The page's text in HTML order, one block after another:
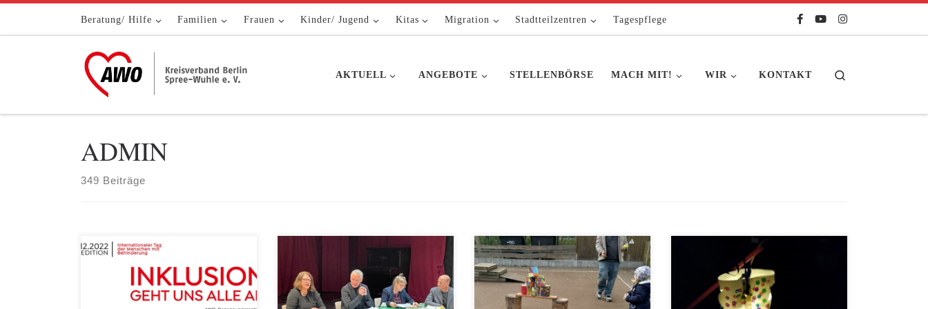
Zum Inhalt springenBeratung/ Hilfe Familien Frauen Kinder/ Jugend Kitas Migration Stadtteilzentren Tagespflege
AKTUELL ANGEBOTE STELLENBÖRSE MACH MIT! WIR KONTAKT
ADMIN
349 Beiträge
Am 3. Dezember ist der
Internationale Tag der Menschen mit
Behinderung. Das AWO
Begegnungszentrum begeht den Tag
Ein offener Diskussionsabend zur
Thematik „Inflation und Krisen”
(Kostensteigerungen,
Mietpreissteigerungen, Energiekrise)
Bei Lagerfeuer, frischen Brezeln,
warmen Pfefferminztee und
Kinderpunsch feierte die Kita
Wuhlehopser ein gemütliches
Es ist Anfang November – Zeit der
Laternenumzüge, wenn es
nachmittags schon dunkel wird. Am
Mittwoch sind alle Eltern und Kinder